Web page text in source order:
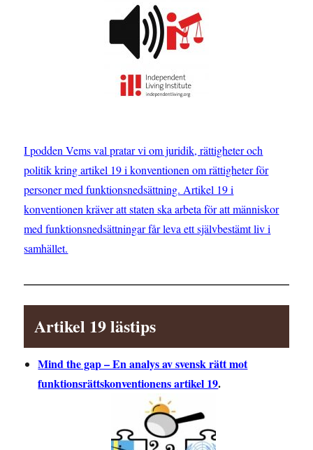
I podden Vems val pratar vi om juridik, rättigheter och
politik kring artikel 19 i konventionen om rättigheter för
personer med funktionsnedsättning. Artikel 19 i
konventionen kräver att staten ska arbeta för att människor
med funktionsnedsättningar får leva ett självbestämt liv i
samhället.
Artikel 19 lästips
Mind the gap – En analys av svensk rätt mot
funktionsrättskonventionens artikel 19.